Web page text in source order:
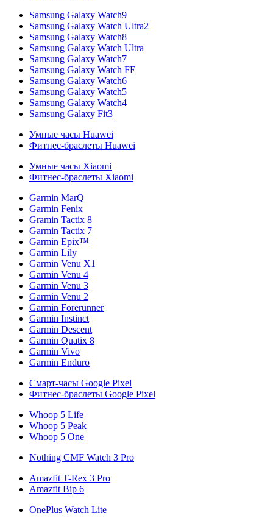
Samsung Galaxy Watch9
Samsung Galaxy Watch Ultra2
Samsung Galaxy Watch8
Samsung Galaxy Watch Ultra
Samsung Galaxy Watch7
Samsung Galaxy Watch FE
Samsung Galaxy Watch6
Samsung Galaxy Watch5
Samsung Galaxy Watch4
Samsung Galaxy Fit3
Умные часы Huawei
Фитнес-браслеты Huawei
Умные часы Xiaomi
Фитнес-браслеты Xiaomi
Garmin MarQ
Garmin Fenix
Gramin Tactix 8
Garmin Tactix 7
Garmin Epix™
Garmin Lily
Garmin Venu X1
Garmin Venu 4
Garmin Venu 3
Garmin Venu 2
Garmin Forerunner
Garmin Instinct
Garmin Descent
Garmin Quatix 8
Garmin Vivo
Garmin Enduro
Смарт-часы Google Pixel
Фитнес-браслеты Google Pixel
Whoop 5 Life
Whoop 5 Peak
Whoop 5 One
Nothing CMF Watch 3 Pro
Amazfit T-Rex 3 Pro
Amazfit Bip 6
OnePlus Watch Lite